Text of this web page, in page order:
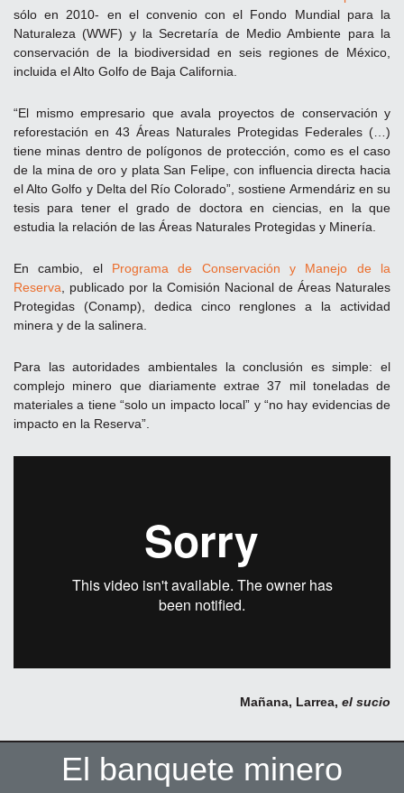
sólo en 2010- en el convenio con el Fondo Mundial para la
Naturaleza (WWF) y la Secretaría de Medio Ambiente para la
conservación de la biodiversidad en seis regiones de México,
incluida el Alto Golfo de Baja California.
“El mismo empresario que avala proyectos de conservación y
reforestación en 43 Áreas Naturales Protegidas Federales (…)
tiene minas dentro de polígonos de protección, como es el caso
de la mina de oro y plata San Felipe, con influencia directa hacia
el Alto Golfo y Delta del Río Colorado”, sostiene Armendáriz en su
tesis para tener el grado de doctora en ciencias, en la que
estudia la relación de las Áreas Naturales Protegidas y Minería.
En cambio, el Programa de Conservación y Manejo de la
Reserva, publicado por la Comisión Nacional de Áreas Naturales
Protegidas (Conamp), dedica cinco renglones a la actividad
minera y de la salinera.
Para las autoridades ambientales la conclusión es simple: el
complejo minero que diariamente extrae 37 mil toneladas de
materiales a tiene “solo un impacto local” y “no hay evidencias de
impacto en la Reserva”.
Mañana, Larrea, el sucio
El banquete minero